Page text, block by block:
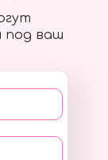
под ваш